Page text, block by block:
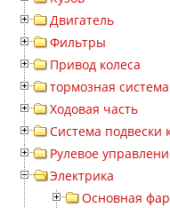
Двигатель
Фильтры
Привод колеса
тормозная система
Ходовая часть
Система подвески
Рулевое
Электрика
Основная